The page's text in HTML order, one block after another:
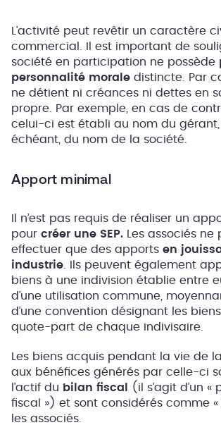
L’activité peut revêtir un caractère
commercial. Il est important de
société en participation ne possède
personnalité morale distincte. Par
ne détient ni créances ni dettes en
propre. Par exemple, en cas de
celui-ci est établi au nom du gérant,
échéant, du nom de la société.
Apport minimal
Il n’est pas requis de réaliser un
pour créer une SEP. Les associés ne
effectuer que des apports en
industrie . Ils peuvent également
biens à une indivision établie entre
d’une utilisation commune,
d’une convention désignant les
quote-part de chaque indivisaire.
Les biens acquis pendant la vie de
aux bénéfices générés par celle-ci
l’actif du bilan fiscal
(il s’agit d’un «
fiscal ») et sont considérés comme «
les associés.